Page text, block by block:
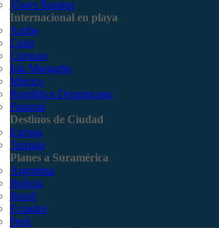
Viajes Baratos
Internacional en playa
Aruba
Cuba
Curacao
Isla Margarita
México
República Dominicana
Panamá
Destinos de Ciudad
Europa
Turquía
Planes a Suramérica
Argentina
Bolivia
Brasil
Ecuador
Perú